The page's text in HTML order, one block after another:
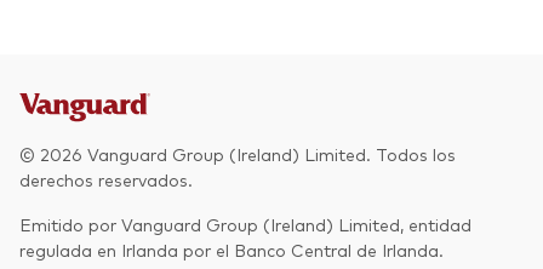
© 2026 Vanguard Group (Ireland) Limited. Todos los
derechos reservados.
Emitido por Vanguard Group (Ireland) Limited, entidad
regulada en Irlanda por el Banco Central de Irlanda.